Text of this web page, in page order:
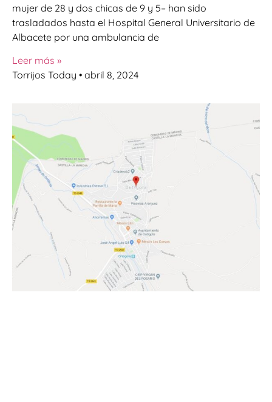
mujer de 28 y dos chicas de 9 y 5– han sido
trasladados hasta el Hospital General Universitario de
Albacete por una ambulancia de
Leer más »
Torrijos Today
abril 8, 2024